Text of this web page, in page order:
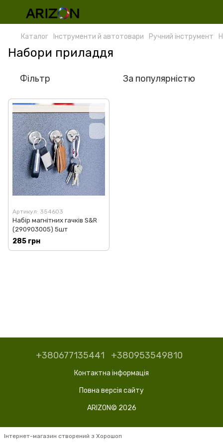
Каталог Інструменти й автотовари Ручний інструмент
Набори приладдя
Фільтр За популярністю
Артикул: 354603
Набір магнітних гачків S&R
(290903005) 5шт
285 грн
+380677135441 +380953549810
Контактна інформація
Повна версія сайту
ARIZON© 2026
Інтернет-магазин створений з Хорошоп